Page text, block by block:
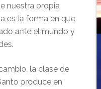
nuestra propia
es la forma en que
ante el mundo y
la clase de
produce en